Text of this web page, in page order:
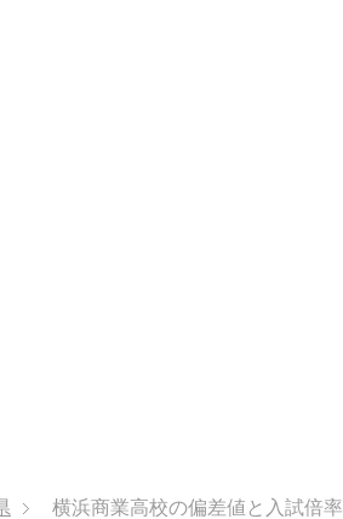
横浜商業高校の偏差値と入試倍率